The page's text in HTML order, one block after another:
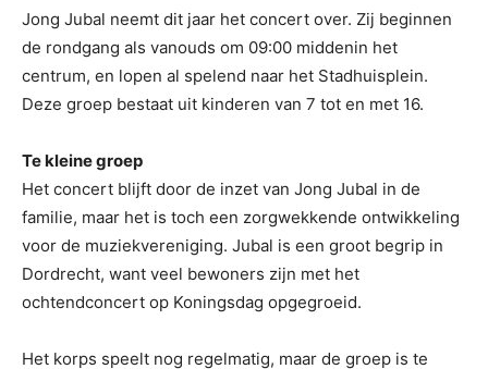
Jong Jubal neemt dit jaar het concert over. Zij beginnen
de rondgang als vanouds om 09:00 middenin het
centrum, en lopen al spelend naar het Stadhuisplein.
Deze groep bestaat uit kinderen van 7 tot en met 16.
Te kleine groep
Het concert blijft door de inzet van Jong Jubal in de
familie, maar het is toch een zorgwekkende ontwikkeling
voor de muziekvereniging. Jubal is een groot begrip in
Dordrecht, want veel bewoners zijn met het
ochtendconcert op Koningsdag opgegroeid.
Het korps speelt nog regelmatig, maar de groep is te